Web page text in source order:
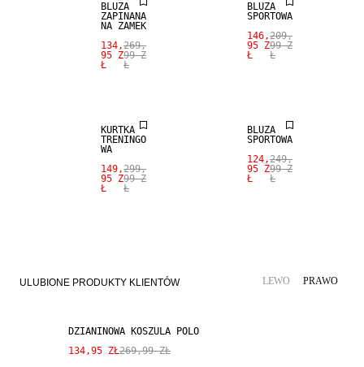
BLUZA
ZAPINANA
NA ZAMEK
134,
95 Z
Ł
269,
99 Z
Ł
BLUZA
SPORTOWA
146,
95 Z
Ł
209,
99 Z
Ł
KURTKA
TRENINGO
WA
149,
95 Z
Ł
299,
99 Z
Ł
BLUZA
SPORTOWA
124,
95 Z
Ł
249,
99 Z
Ł
ULUBIONE PRODUKTY KLIENTÓW LEWO PRAWO
SALE MIESZANKA LNU
DZIANINOWA KOSZULA POLO
134,95 ZŁ269,99 ZŁ